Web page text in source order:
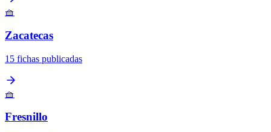
🧺
Zacatecas
15 fichas publicadas
🧺
Fresnillo